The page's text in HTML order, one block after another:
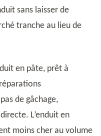
sans laisser de
tranche au lieu de
en pâte, prêt à
de gâchage,
L’enduit en
moins cher au volume